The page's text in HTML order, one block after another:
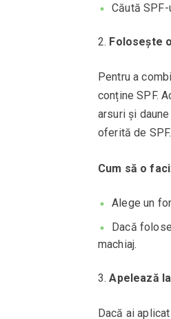
Căută
Folosește
Pentru a
conține SPF.
arsuri și
oferită de SPF.
Cum să o faci:
Alege un
Dacă
machiaj.
Apelează
Dacă ai